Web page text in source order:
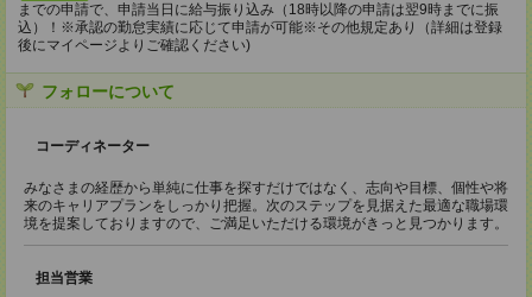
までの申請で、申請当日に給与振り込み（18時以降の申請は翌9時までに振
込）！※承認の勤怠実績に応じて申請が可能※その他規定あり（詳細は登録
後にマイページよりご確認ください)
フォローについて
コーディネーター
みなさまの経歴から単純に仕事を探すだけではなく、志向や目標、個性や将
来のキャリアプランをしっかり把握。次のステップを見据えた最適な職場環
境を提案しておりますので、ご満足いただける環境がきっと見つかります。
担当営業